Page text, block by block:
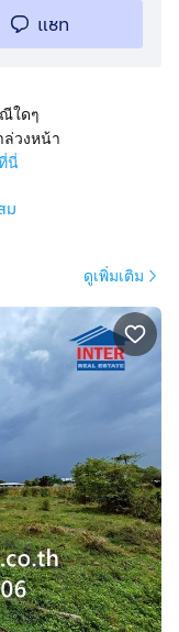
แชท
ใดๆ
ล่วงหน้า
นี่
ม
ดูเพิ่มเติม